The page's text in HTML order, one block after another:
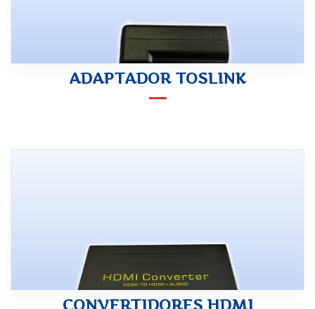
ADAPTADOR TOSLINK
CONVERTIDORES HDMI